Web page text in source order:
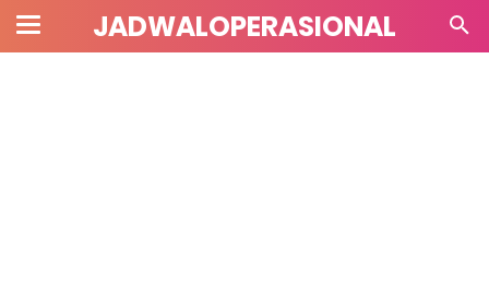
JADWALOPERASIONAL